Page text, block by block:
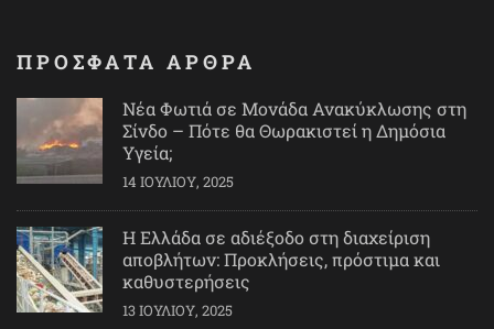
ΠΡΟΣΦΑΤΑ ΑΡΘΡΑ
Νέα Φωτιά σε Μονάδα Ανακύκλωσης στη
Σίνδο – Πότε θα Θωρακιστεί η Δημόσια
Υγεία;
14 ΙΟΥΛΊΟΥ, 2025
Η Ελλάδα σε αδιέξοδο στη διαχείριση
αποβλήτων: Προκλήσεις, πρόστιμα και
καθυστερήσεις
13 ΙΟΥΛΊΟΥ, 2025